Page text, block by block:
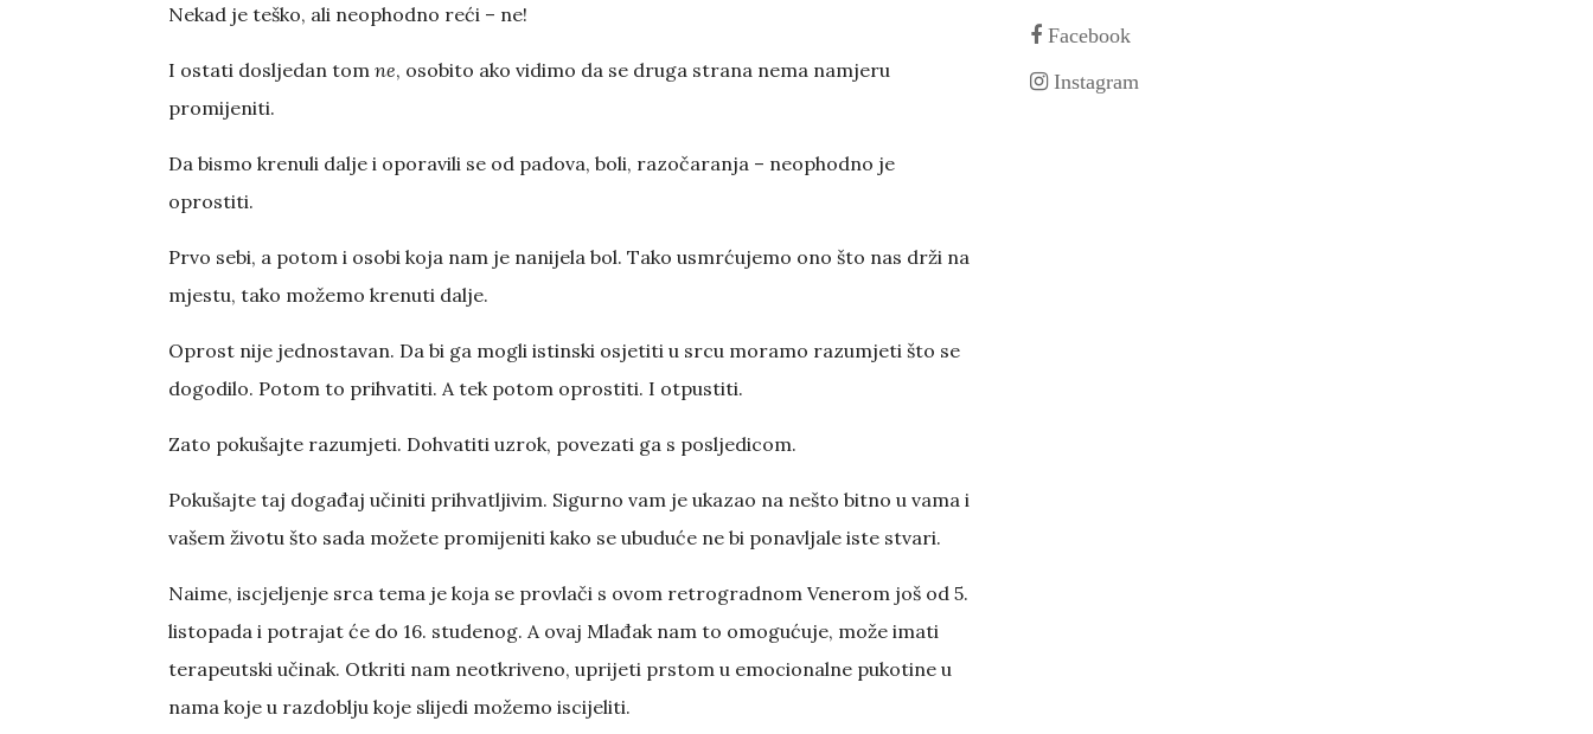
Nekad je teško, ali neophodno reći – ne!
I ostati dosljedan tom ne, osobito ako vidimo da se druga strana nema namjeru
promijeniti.
Da bismo krenuli dalje i oporavili se od padova, boli, razočaranja – neophodno je
oprostiti.
Prvo sebi, a potom i osobi koja nam je nanijela bol. Tako usmrćujemo ono što nas drži na
mjestu, tako možemo krenuti dalje.
Oprost nije jednostavan. Da bi ga mogli istinski osjetiti u srcu moramo razumjeti što se
dogodilo. Potom to prihvatiti. A tek potom oprostiti. I otpustiti.
Zato pokušajte razumjeti. Dohvatiti uzrok, povezati ga s posljedicom.
Pokušajte taj događaj učiniti prihvatljivim. Sigurno vam je ukazao na nešto bitno u vama i
vašem životu što sada možete promijeniti kako se ubuduće ne bi ponavljale iste stvari.
Naime, iscjeljenje srca tema je koja se provlači s ovom retrogradnom Venerom još od 5.
listopada i potrajat će do 16. studenog. A ovaj Mlađak nam to omogućuje, može imati
terapeutski učinak. Otkriti nam neotkriveno, uprijeti prstom u emocionalne pukotine u
nama koje u razdoblju koje slijedi možemo iscijeliti.
Facebook
Instagram